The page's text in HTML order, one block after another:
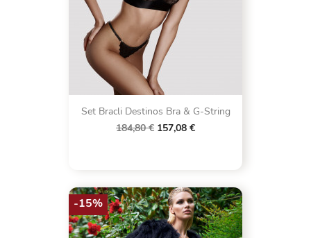
Set Bracli Destinos Bra & G-String
184,80 € 157,08 €
-15%